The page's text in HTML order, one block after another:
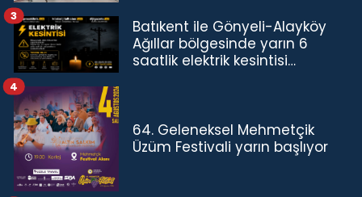
Batıkent ile Gönyeli-Alayköy
Ağıllar bölgesinde yarın 6
saatlik elektrik kesintisi…
3
64. Geleneksel Mehmetçik
Üzüm Festivali yarın başlıyor
4